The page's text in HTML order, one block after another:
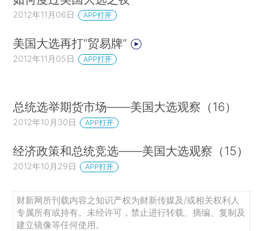
2012年11月06日 APP打开
美国大选再打“贸易牌”
2012年11月05日 APP打开
总统选举期货市场——美国大选观察（16）
2012年10月30日 APP打开
经济政策和总统竞选——美国大选观察（15）
2012年10月29日 APP打开
财新网所刊载内容之知识产权为财新传媒及/或相关权利人
专属所有或持有。未经许可，禁止进行转载、摘编、复制及
建立镜像等任何使用。